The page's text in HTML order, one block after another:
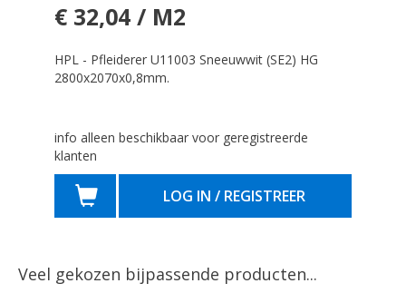
€ 32,04 / M2
HPL - Pfleiderer U11003 Sneeuwwit (SE2) HG
2800x2070x0,8mm.
info alleen beschikbaar voor geregistreerde
klanten
LOG IN / REGISTREER
Veel gekozen bijpassende producten...